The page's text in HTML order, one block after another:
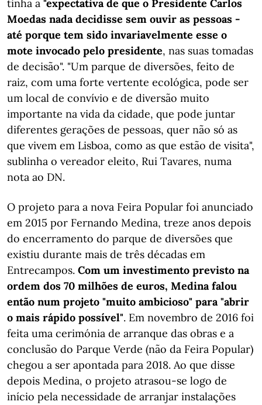
tinha a "expectativa de que o Presidente Carlos
Moedas nada decidisse sem ouvir as pessoas -
até porque tem sido invariavelmente esse o
mote invocado pelo presidente, nas suas tomadas
de decisão". "Um parque de diversões, feito de
raiz, com uma forte vertente ecológica, pode ser
um local de convívio e de diversão muito
importante na vida da cidade, que pode juntar
diferentes gerações de pessoas, quer não só as
que vivem em Lisboa, como as que estão de visita",
sublinha o vereador eleito, Rui Tavares, numa
nota ao DN.
O projeto para a nova Feira Popular foi anunciado
em 2015 por Fernando Medina, treze anos depois
do encerramento do parque de diversões que
existiu durante mais de três décadas em
Entrecampos. Com um investimento previsto na
ordem dos 70 milhões de euros, Medina falou
então num projeto "muito ambicioso" para "abrir
o mais rápido possível". Em novembro de 2016 foi
feita uma cerimónia de arranque das obras e a
conclusão do Parque Verde (não da Feira Popular)
chegou a ser apontada para 2018. Ao que disse
depois Medina, o projeto atrasou-se logo de
início pela necessidade de arranjar instalações